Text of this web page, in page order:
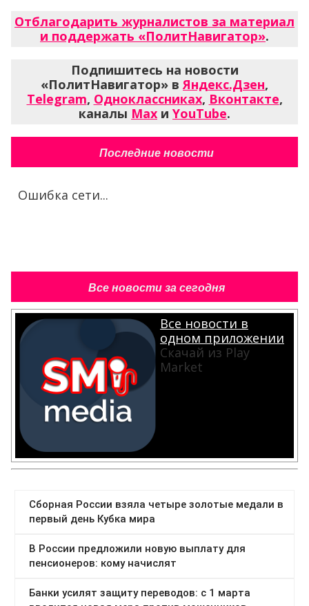
Отблагодарить журналистов за материал
и поддержать «ПолитНавигатор».
Подпишитесь на новости
«ПолитНавигатор» вЯндекс.Дзен,
Telegram, Одноклассниках, Вконтакте,
каналы Max и YouTube.
Последние новости
Ошибка сети...
Все новости за сегодня
Все новости в
одном приложении
Скачай из Play
Market